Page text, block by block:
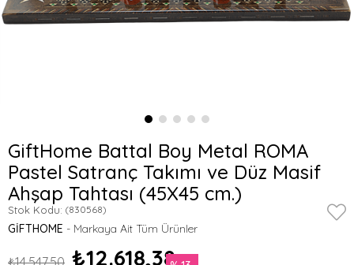
GiftHome Battal Boy Metal ROMA
Pastel Satranç Takımı ve Düz Masif
Ahşap Tahtası (45X45 cm.)
Stok Kodu: (830568)
GIFTHOME
₺14.547,50 ₺12.618,38